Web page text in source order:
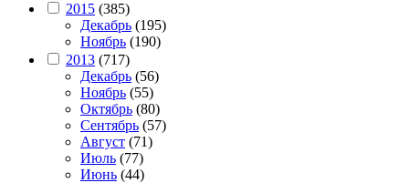
2015 (385)
Декабрь (195)
Ноябрь (190)
2013 (717)
Декабрь (56)
Ноябрь (55)
Октябрь (80)
Сентябрь (57)
Август (71)
Июль (77)
Июнь (44)